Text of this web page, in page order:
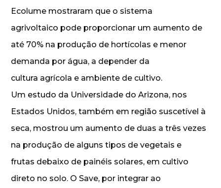
Ecolume mostraram que o sistema
agrivoltaico pode proporcionar um aumento de
até 70% na produção de hortícolas e menor
demanda por água, a depender da
cultura agrícola e ambiente de cultivo.
Um estudo da Universidade do Arizona, nos
Estados Unidos, também em região suscetível à
seca, mostrou um aumento de duas a três vezes
na produção de alguns tipos de vegetais e
frutas debaixo de painéis solares, em cultivo
direto no solo. O Save, por integrar ao